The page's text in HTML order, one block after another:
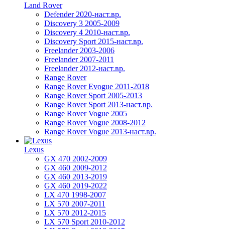
Land Rover
Defender 2020-наст.вр.
Discovery 3 2005-2009
Discovery 4 2010-наст.вр.
Discovery Sport 2015-наст.вр.
Freelander 2003-2006
Freelander 2007-2011
Freelander 2012-наст.вр.
Range Rover
Range Rover Evogue 2011-2018
Range Rover Sport 2005-2013
Range Rover Sport 2013-наст.вр.
Range Rover Vogue 2005
Range Rover Vogue 2008-2012
Range Rover Vogue 2013-наст.вр.
Lexus
GX 470 2002-2009
GX 460 2009-2012
GX 460 2013-2019
GX 460 2019-2022
LX 470 1998-2007
LX 570 2007-2011
LX 570 2012-2015
LX 570 Sport 2010-2012